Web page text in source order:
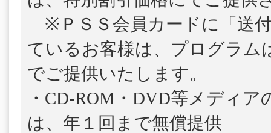
※ＰＳＳ会員カードに「送
ているお客様は、プログラム
でご提供いたします。
・CD-ROM・DVD等メディア
は、年１回まで無償提供